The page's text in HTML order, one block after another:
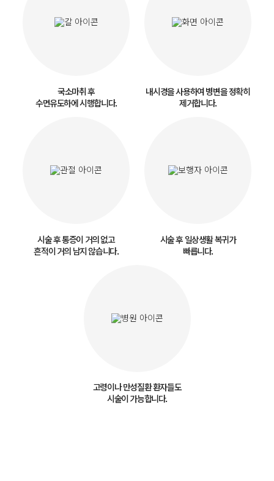
국소마취 후
수면유도하에 시행합니다.
내시경을 사용하여 병변을 정확히
제거합니다.
시술 후 통증이 거의 없고
흔적이 거의 남지 않습니다.
시술 후 일상생활 복귀가
빠릅니다.
고령이나 만성질환 환자들도
시술이 가능합니다.